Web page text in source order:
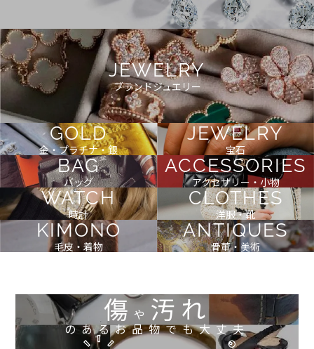
JEWELRY
ブランドジュエリー
GOLD
金・プラチナ・銀
JEWELRY
宝石
BAG
バッグ
ACCESSORIES
アクセサリー・小物
WATCH
時計
CLOTHES
洋服・靴
KIMONO
毛皮・着物
ANTIQUES
骨董・美術
傷や 汚れ
のあるお品物でも大丈夫